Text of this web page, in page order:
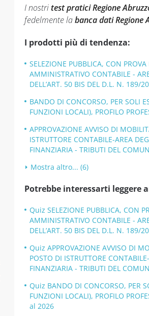
I nostri test pratici Regione
fedelmente labanca dati Regione
I prodotti più di tendenza:
SELEZIONE PUBBLICA, CON
AMMINISTRATIVO CONTABILE -
DELL’ART. 50 BIS DEL D.L. N.
BANDO DI CONCORSO, PER SOLI
FUNZIONI LOCALI), PROFILO
APPROVAZIONE AVVISO DI
ISTRUTTORE CONTABILE-AREA
FINANZIARIA - TRIBUTI DEL
Mostra altro... (6)
Potrebbe interessarti leggere
Quiz SELEZIONE PUBBLICA, CON
AMMINISTRATIVO CONTABILE -
DELL’ART. 50 BIS DEL D.L. N.
Quiz APPROVAZIONE AVVISO DI
POSTO DI ISTRUTTORE
FINANZIARIA - TRIBUTI DEL
Quiz BANDO DI CONCORSO, PER
FUNZIONI LOCALI), PROFILO
al 2026